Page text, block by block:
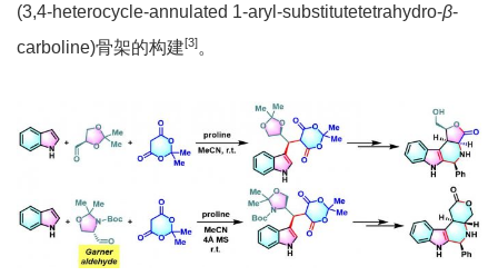
(3,4-heterocycle-annulated 1-aryl-substitutetetrahydro-β-
carboline)骨架的构建[3]。